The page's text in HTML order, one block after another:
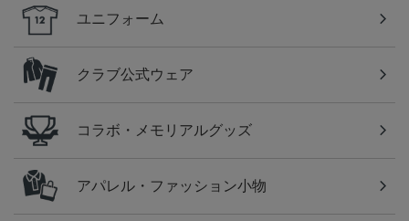
ユニフォーム
クラブ公式ウェア
コラボ・メモリアルグッズ
アパレル・ファッション小物